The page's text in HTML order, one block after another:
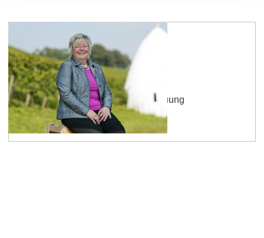
Andrea Horst
Sekretariat, Weinmajestäten Betreuung
mehr erfahren